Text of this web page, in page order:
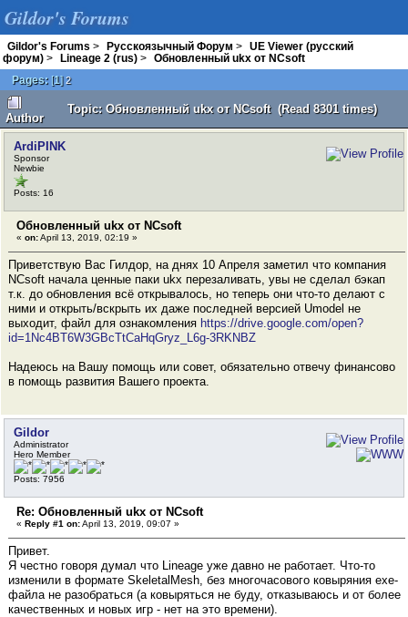
Gildor's Forums
Gildor's Forums > Русскоязычный Форум >
UE Viewer (русский
форум) > Lineage 2 (rus) >
Обновленный ukx от NCsoft
Pages: [1]2
Author
Topic: Обновленный ukx от NCsoft (Read 8301 times)
ArdiPINK
Sponsor
Newbie
Posts: 16
Обновленный ukx от NCsoft
« on:April 13, 2019, 02:19 »
Приветствую Вас Гилдор, на днях 10 Апреля заметил что компания
NCsoft начала ценные паки ukx перезаливать, увы не сделал бэкап
т.к. до обновления всё открывалось, но теперь они что-то делают с
ними и открыть/вскрыть их даже последней версией Umodel не
выходит, файл для ознакомления https://drive.google.com/open?
id=1Nc4BT6W3GBcTtCaHqGryz_L6g-3RKNBZ
Надеюсь на Вашу помощь или совет, обязательно отвечу финансово
в помощь развития Вашего проекта.
Gildor
Administrator
Hero Member
Posts: 7956
Re: Обновленный ukx от NCsoft
« Reply #1 on:April 13, 2019, 09:07 »
Привет.
Я честно говоря думал что Lineage уже давно не работает. Что-то
изменили в формате SkeletalMesh, без многочасового ковыряния exe-
файла не разобраться (а ковыряться не буду, отказываюсь и от более
качественных и новых игр - нет на это времени).